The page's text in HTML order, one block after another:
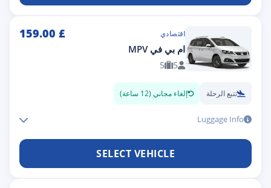
اقتصادي £
159.00
ام بي في MPV
5
5
تتبع الرحلة إلغاء مجاني (12 ساعة)
Luggage Info
SELECT VEHICLE